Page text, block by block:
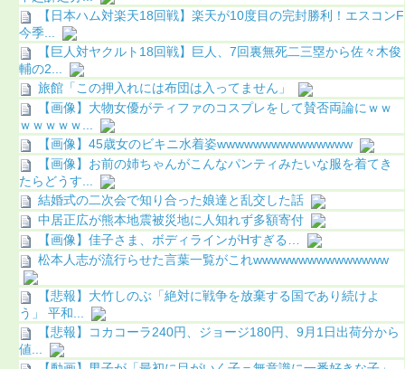
【日本ハム対楽天18回戦】楽天が10度目の完封勝利！エスコンF
今季...
【巨人対ヤクルト18回戦】巨人、7回裏無死二三塁から佐々木俊
輔の2...
旅館「この押入れには布団は入ってません」
【画像】大物女優がティファのコスプレをして賛否両論にｗｗ
ｗｗｗｗｗ...
【画像】45歳女のビキニ水着姿wwwwwwwwwwwwwww
【画像】お前の姉ちゃんがこんなパンティみたいな服を着てき
たらどうす...
結婚式の二次会で知り合った娘達と乱交した話
中居正広が熊本地震被災地に人知れず多額寄付
【画像】佳子さま、ボディラインがHすぎる…
松本人志が流行らせた言葉一覧がこれwwwwwwwwwwwwwww
【悲報】大竹しのぶ「絶対に戦争を放棄する国であり続けよ
う」 平和...
【悲報】コカコーラ240円、ジョージ180円、9月1日出荷分から
値...